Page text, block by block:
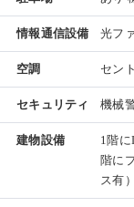
情報通信設備 光フ
空調 セン
セキュリティ 機械
建物設備
1階
階に
ス有）